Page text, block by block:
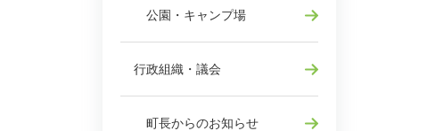
公園・キャンプ場
行政組織・議会
町長からのお知らせ